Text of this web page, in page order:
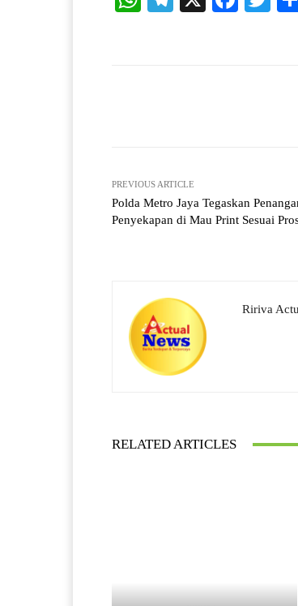
PREVIOUS ARTICLE
Polda Metro Jaya Tegaskan
Penyekapan di Mau Print Sesuai
Ririva
RELATED ARTICLES